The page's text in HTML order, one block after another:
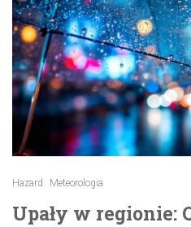
Hazard Meteorologia
Upały w regionie: